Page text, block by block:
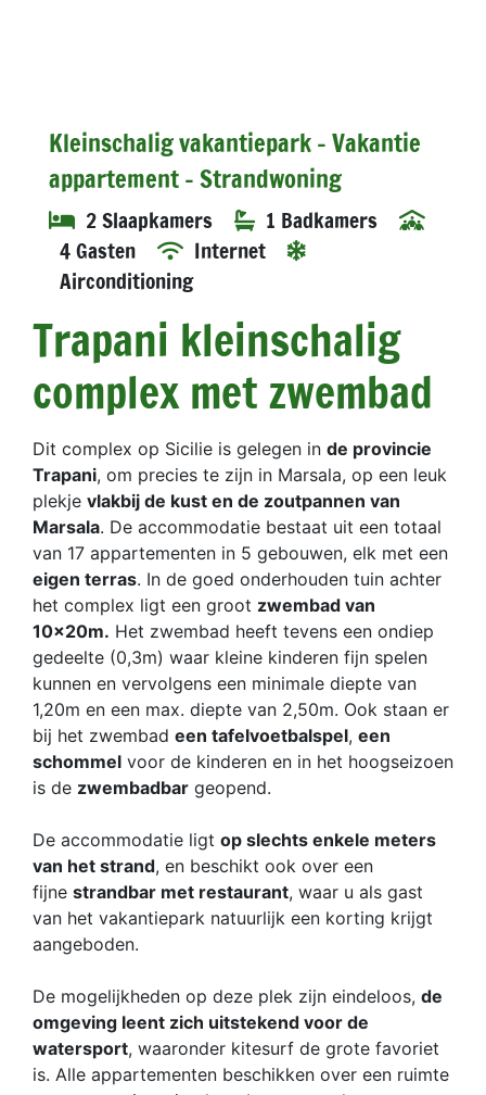
Kleinschalig vakantiepark - Vakantie
appartement - Strandwoning
2 Slaapkamers
1 Badkamers
4 Gasten
Internet
Airconditioning
Trapani kleinschalig
complex met zwembad
Dit complex op Sicilie is gelegen in de provincie
Trapani, om precies te zijn in Marsala, op een leuk
plekje vlakbij de kust en de zoutpannen van
Marsala. De accommodatie bestaat uit een totaal
van 17 appartementen in 5 gebouwen, elk met een
eigen terras. In de goed onderhouden tuin achter
het complex ligt een groot zwembad van
10x20m. Het zwembad heeft tevens een ondiep
gedeelte (0,3m) waar kleine kinderen fijn spelen
kunnen en vervolgens een minimale diepte van
1,20m en een max. diepte van 2,50m. Ook staan er
bij het zwembad een tafelvoetbalspel, een
schommel voor de kinderen en in het hoogseizoen
is de zwembadbar geopend.
De accommodatie ligt op slechts enkele meters
van het strand, en beschikt ook over een
fijne strandbar met restaurant, waar u als gast
van het vakantiepark natuurlijk een korting krijgt
aangeboden.
De mogelijkheden op deze plek zijn eindeloos, de
omgeving leent zich uitstekend voor de
watersport, waaronder kitesurf de grote favoriet
is. Alle appartementen beschikken over een ruimte